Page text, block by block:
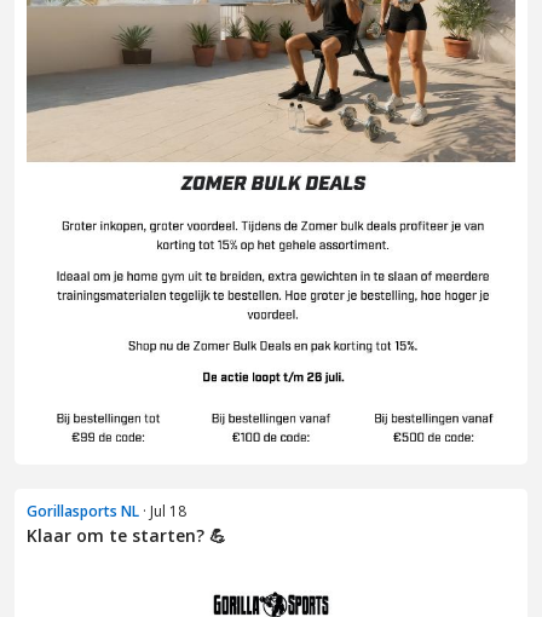
Gorillasports NL · Jul 18
Klaar om te starten? 💪